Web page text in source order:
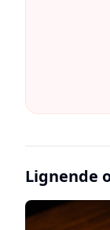
Lignende